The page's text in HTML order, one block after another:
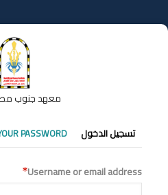
إلى
المحتوى
معهد جنوب مصر
التبويبات
الأساسية
تسجيل الدخول PASSWORD
Username or email address